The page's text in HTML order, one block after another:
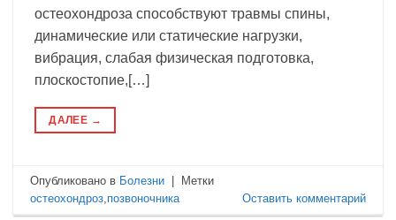
остеохондроза способствуют травмы спины,
динамические или статические нагрузки,
вибрация, слабая физическая подготовка,
плоскостопие,[…]
ДАЛЕЕ →
Опубликовано в Болезни | Метки
остеохондроз позвоночника Оставить комментарий